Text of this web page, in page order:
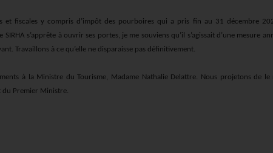
et fiscales y compris d’impôt des pourboires qui a pris fin au 31 décembre
e SIRHA s’apprête à ouvrir ses portes, je me souviens qu’il s’agissait d’une mesure
Travaillons à ce qu’elle ne disparaisse pas définitivement.
à la Ministre du Tourisme, Madame Nathalie Delattre. Nous projetons de le
du Premier Ministre.